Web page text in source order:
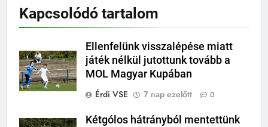
Kapcsolódó tartalom
Ellenfelünk visszalépése miatt
játék nélkül jutottunk tovább a
MOL Magyar Kupában
Érdi VSE
7 nap ezelőtt 0
Kétgólos hátrányból mentettünk